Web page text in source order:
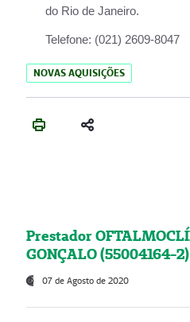
do Rio de Janeiro.
Telefone: (021) 2609-8047
NOVAS AQUISIÇÕES
Prestador
GONÇALO (55004164-2)
07 de Agosto de 2020